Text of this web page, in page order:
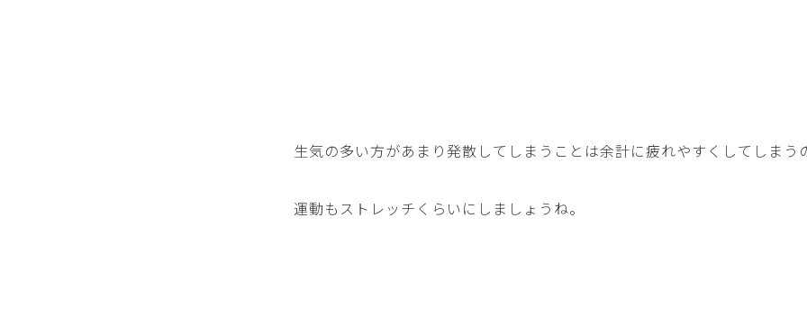
生気の多い方があまり発散してしまうことは余計に疲れやすくしてしまう
運動もストレッチくらいにしましょうね。